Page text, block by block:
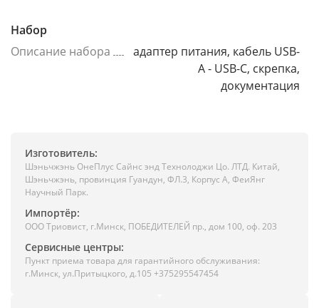
Набор
Описание набора
адаптер питания, кабель USB-
A - USB-C, скрепка,
документация
Изготовитель:
Шэньчжэнь ОнеПлус Сайнс энд Технолоджи Цо. ЛТД. Китай,
Шэньчжэнь, провинция Гуандун, ФЛ.3, Корпус А, ФеиЯнг
Научный Парк.
Импортёр:
ООО Триовист, г.Минск, ПОБЕДИТЕЛЕЙ пр., дом 100, оф. 203
Сервисные центры:
Пункт приема товара для гарантийного обслуживания:
г.Минск, ул.Притыцкого, д.105 +375295547454